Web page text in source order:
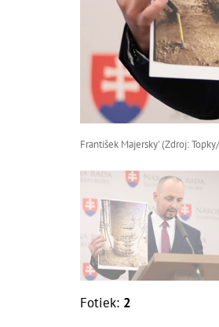
František Majersky' (Zdroj:
Fotiek: 2